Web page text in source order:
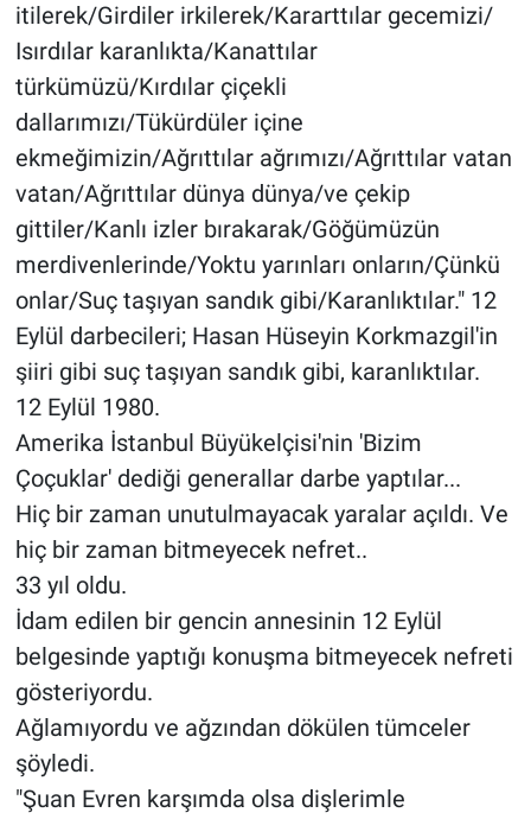
itilerek/Girdiler irkilerek/Kararttılar gecemizi/
Isırdılar karanlıkta/Kanattılar
türkümüzü/Kırdılar çiçekli
dallarımızı/Tükürdüler içine
ekmeğimizin/Ağrıttılar ağrımızı/Ağrıttılar vatan
vatan/Ağrıttılar dünya dünya/ve çekip
gittiler/Kanlı izler bırakarak/Göğümüzün
merdivenlerinde/Yoktu yarınları onların/Çünkü
onlar/Suç taşıyan sandık gibi/Karanlıktılar." 12
Eylül darbecileri; Hasan Hüseyin Korkmazgil'in
şiiri gibi suç taşıyan sandık gibi, karanlıktılar.
12 Eylül 1980.
Amerika İstanbul Büyükelçisi'nin 'Bizim
Çoçuklar' dediği generallar darbe yaptılar...
Hiç bir zaman unutulmayacak yaralar açıldı. Ve
hiç bir zaman bitmeyecek nefret..
33 yıl oldu.
İdam edilen bir gencin annesinin 12 Eylül
belgesinde yaptığı konuşma bitmeyecek nefreti
gösteriyordu.
Ağlamıyordu ve ağzından dökülen tümceler
şöyledi.
"Şuan Evren karşımda olsa dişlerimle
Bilim ve Teknoloji